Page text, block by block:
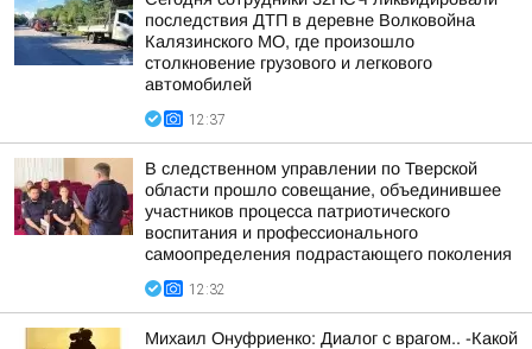
последствия ДТП в деревне Волковойна
Калязинского МО, где произошло
столкновение грузового и легкового
автомобилей
12:37
В следственном управлении по Тверской
области прошло совещание, объединившее
участников процесса патриотического
воспитания и профессионального
самоопределения подрастающего поколения
12:32
Михаил Онуфриенко: Диалог с врагом.. -Какой